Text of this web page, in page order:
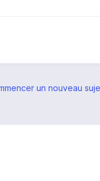
un nouveau